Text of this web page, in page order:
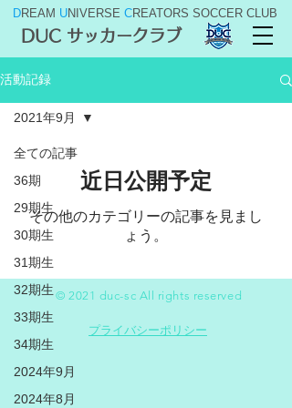
DREAM UNIVERSE CREATORS SOCCER CLUB
DUC サッカークラブ
活動記録
全ての記事
36期
29期生
30期生
31期生
32期生
33期生
34期生
2024年9月
2024年8月
2021年9月
近日公開予定
その他のカテゴリーの記事を見まし
ょう。
© 2021 duc-sc All rights reserved
プライバシーポリシー